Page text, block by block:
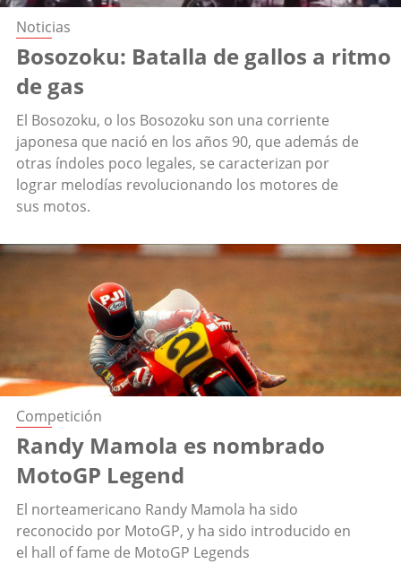
Noticias
Bosozoku: Batalla de gallos a ritmo
de gas
El Bosozoku, o los Bosozoku son una corriente
japonesa que nació en los años 90, que además de
otras índoles poco legales, se caracterizan por
lograr melodías revolucionando los motores de
sus motos.
Competición
Randy Mamola es nombrado
MotoGP Legend
El norteamericano Randy Mamola ha sido
reconocido por MotoGP, y ha sido introducido en
el hall of fame de MotoGP Legends